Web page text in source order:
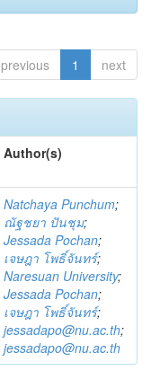
previous 1 next
Author(s)
Natchaya Punchum;
ณัฐชยา ปันชุม;
Jessada Pochan;
เจษฎา โพธิ์จันทร์;
Naresuan University;
Jessada Pochan;
เจษฎา โพธิ์จันทร์;
jessadapo@nu.ac.th;
jessadapo@nu.ac.th